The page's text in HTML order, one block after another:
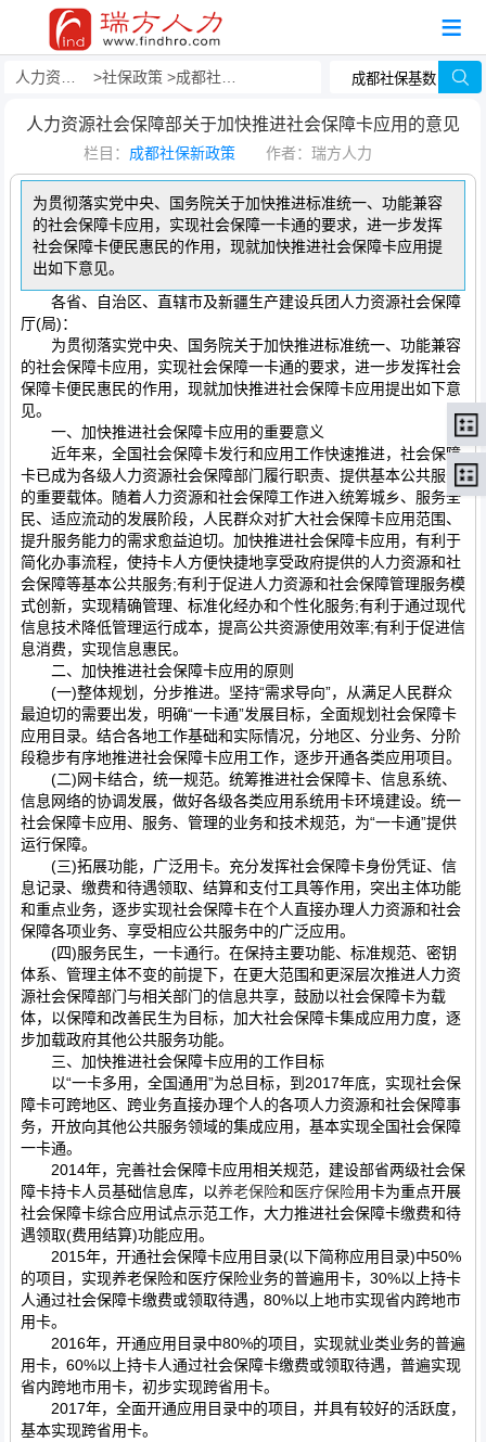
社保政策 成都社保新政策
人力资源社会保障部关于加快推进社会保障卡应用的意见
栏目： 成都社保新政策 作者：瑞方人力
为贯彻落实党中央、国务院关于加快推进标准统一、功能兼容
的社会保障卡应用，实现社会保障一卡通的要求，进一步发挥
社会保障卡便民惠民的作用，现就加快推进社会保障卡应用提
出如下意见。
各省、自治区、直辖市及新疆生产建设兵团人力资源社会保障
厅(局)：
为贯彻落实党中央、国务院关于加快推进标准统一、功能兼容
的社会保障卡应用，实现社会保障一卡通的要求，进一步发挥社会
保障卡便民惠民的作用，现就加快推进社会保障卡应用提出如下意
见。
一、加快推进社会保障卡应用的重要意义
近年来，全国社会保障卡发行和应用工作快速推进，社会保障
卡已成为各级人力资源社会保障部门履行职责、提供基本公共服务
的重要载体。随着人力资源和社会保障工作进入统筹城乡、服务全
民、适应流动的发展阶段，人民群众对扩大社会保障卡应用范围、
提升服务能力的需求愈益迫切。加快推进社会保障卡应用，有利于
简化办事流程，使持卡人方便快捷地享受政府提供的人力资源和社
会保障等基本公共服务;有利于促进人力资源和社会保障管理服务模
式创新，实现精确管理、标准化经办和个性化服务;有利于通过现代
信息技术降低管理运行成本，提高公共资源使用效率;有利于促进信
息消费，实现信息惠民。
二、加快推进社会保障卡应用的原则
(一)整体规划，分步推进。坚持“需求导向”，从满足人民群众
最迫切的需要出发，明确“一卡通”发展目标，全面规划社会保障卡
应用目录。结合各地工作基础和实际情况，分地区、分业务、分阶
段稳步有序地推进社会保障卡应用工作，逐步开通各类应用项目。
(二)网卡结合，统一规范。统筹推进社会保障卡、信息系统、
信息网络的协调发展，做好各级各类应用系统用卡环境建设。统一
社会保障卡应用、服务、管理的业务和技术规范，为“一卡通”提供
运行保障。
(三)拓展功能，广泛用卡。充分发挥社会保障卡身份凭证、信
息记录、缴费和待遇领取、结算和支付工具等作用，突出主体功能
和重点业务，逐步实现社会保障卡在个人直接办理人力资源和社会
保障各项业务、享受相应公共服务中的广泛应用。
(四)服务民生，一卡通行。在保持主要功能、标准规范、密钥
体系、管理主体不变的前提下，在更大范围和更深层次推进人力资
源社会保障部门与相关部门的信息共享，鼓励以社会保障卡为载
体，以保障和改善民生为目标，加大社会保障卡集成应用力度，逐
步加载政府其他公共服务功能。
三、加快推进社会保障卡应用的工作目标
以“一卡多用，全国通用”为总目标，到2017年底，实现社会保
障卡可跨地区、跨业务直接办理个人的各项人力资源和社会保障事
务，开放向其他公共服务领域的集成应用，基本实现全国社会保障
一卡通。
2014年，完善社会保障卡应用相关规范，建设部省两级社会保
障卡持卡人员基础信息库，以养老保险和医疗保险用卡为重点开展
社会保障卡综合应用试点示范工作，大力推进社会保障卡缴费和待
遇领取(费用结算)功能应用。
2015年，开通社会保障卡应用目录(以下简称应用目录)中50%
的项目，实现养老保险和医疗保险业务的普遍用卡，30%以上持卡
人通过社会保障卡缴费或领取待遇，80%以上地市实现省内跨地市
用卡。
2016年，开通应用目录中80%的项目，实现就业类业务的普遍
用卡，60%以上持卡人通过社会保障卡缴费或领取待遇，普遍实现
省内跨地市用卡，初步实现跨省用卡。
2017年，全面开通应用目录中的项目，并具有较好的活跃度，
基本实现跨省用卡。